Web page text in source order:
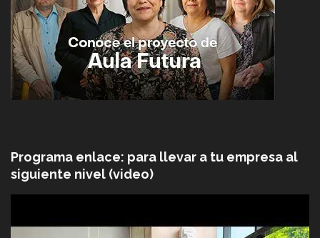
Programa enlace: para llevar a tu empresa al
siguiente nivel (video)